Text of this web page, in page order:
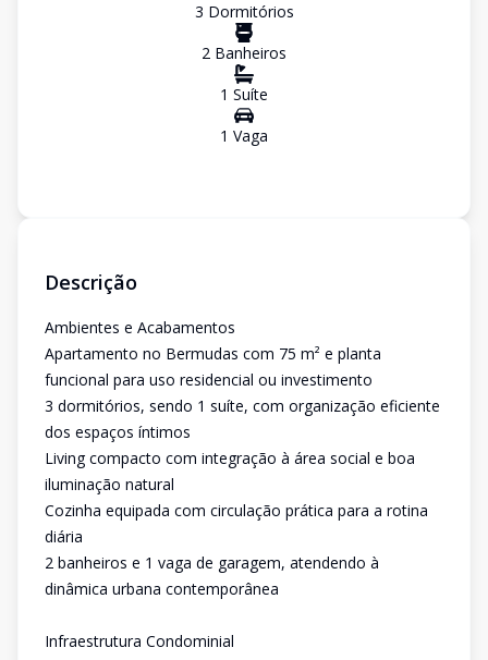
3 Dormitórios
2 Banheiros
1 Suíte
1 Vaga
Descrição
Ambientes e Acabamentos
Apartamento no Bermudas com 75 m² e planta
funcional para uso residencial ou investimento
3 dormitórios, sendo 1 suíte, com organização eficiente
dos espaços íntimos
Living compacto com integração à área social e boa
iluminação natural
Cozinha equipada com circulação prática para a rotina
diária
2 banheiros e 1 vaga de garagem, atendendo à
dinâmica urbana contemporânea
Infraestrutura Condominial